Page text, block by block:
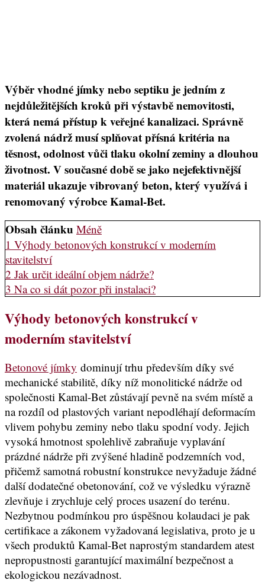
Výběr vhodné jímky nebo septiku je jedním z
nejdůležitějších kroků při výstavbě nemovitosti,
která nemá přístup k veřejné kanalizaci. Správně
zvolená nádrž musí splňovat přísná kritéria na
těsnost, odolnost vůči tlaku okolní zeminy a dlouhou
životnost. V současné době se jako nejefektivnější
materiál ukazuje vibrovaný beton, který využívá i
renomovaný výrobce Kamal-Bet.
Obsah článku Méně
1 Výhody betonových konstrukcí v moderním
stavitelství
2 Jak určit ideální objem nádrže?
3 Na co si dát pozor při instalaci?
Výhody betonových konstrukcí v
moderním stavitelství
Betonové jímky dominují trhu především díky své
mechanické stabilitě, díky níž monolitické nádrže od
společnosti Kamal-Bet zůstávají pevně na svém místě a
na rozdíl od plastových variant nepodléhají deformacím
vlivem pohybu zeminy nebo tlaku spodní vody. Jejich
vysoká hmotnost spolehlivě zabraňuje vyplavání
prázdné nádrže při zvýšené hladině podzemních vod,
přičemž samotná robustní konstrukce nevyžaduje žádné
další dodatečné obetonování, což ve výsledku výrazně
zlevňuje i zrychluje celý proces usazení do terénu.
Nezbytnou podmínkou pro úspěšnou kolaudaci je pak
certifikace a zákonem vyžadovaná legislativa, proto je u
všech produktů Kamal-Bet naprostým standardem atest
nepropustnosti garantující maximální bezpečnost a
ekologickou nezávadnost.